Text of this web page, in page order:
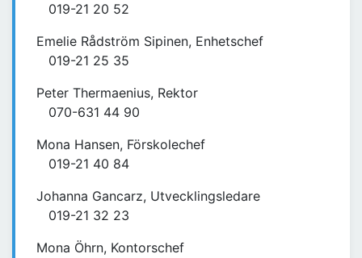
019-21 20 52
Emelie Rådström Sipinen, Enhetschef
019-21 25 35
Peter Thermaenius, Rektor
070-631 44 90
Mona Hansen, Förskolechef
019-21 40 84
Johanna Gancarz, Utvecklingsledare
019-21 32 23
Mona Öhrn, Kontorschef